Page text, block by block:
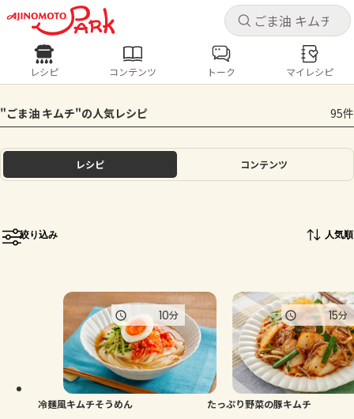
キャ
ログインするとレシピを保存できます
ログイン
ホーム
トーク
よくあるお問い合わせ
お買い物
キャ
レシピ コンテンツ
人気の食材・レシピ
きゅうり なす トマト とうもろこし
ピーマン
レシピ コンテンツ トーク マイレシピ
"ごま油 キムチ"の人気レシピ 95件
レシピ コンテンツ
絞り込み 人気順
冷麺風キムチそうめん
10分
たっぷり野菜の豚キムチ
15分